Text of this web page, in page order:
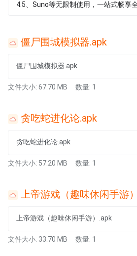
4.5、Suno等无限制使用，一站式畅享
僵尸围城模拟器.apk
僵尸围城模拟器.apk
文件大小: 67.70 MB 数量: 1
贪吃蛇进化论.apk
贪吃蛇进化论.apk
文件大小: 57.20 MB 数量: 1
上帝游戏（趣味休闲手游
上帝游戏（趣味休闲手游）.apk
文件大小: 33.70 MB 数量: 1